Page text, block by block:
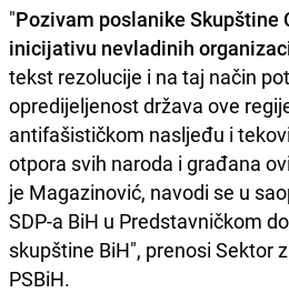
"Pozivam poslanike Skupštine
inicijativu nevladinih
tekst rezolucije i na taj način
opredijeljenost država ove
antifašističkom nasljeđu i
otpora svih naroda i građana
je Magazinović, navodi se u
SDP-a BiH u Predstavničkom
skupštine BiH", prenosi Sektor
PSBiH.